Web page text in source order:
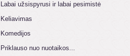
Labai užsispyrusi ir labai pesimistė
Keliavimas
Komedijos
Priklauso nuo nuotaikos...